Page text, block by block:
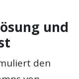
und
den